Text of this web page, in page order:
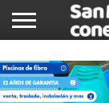
NOTICIAS
COMUNIDAD
COMERCIOS